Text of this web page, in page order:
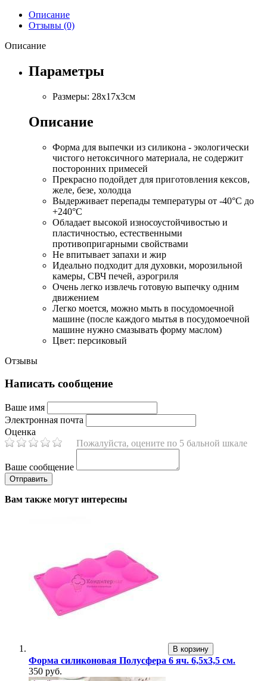
Описание
Отзывы (0)
Описание
Параметры
Размеры: 28х17х3см
Описание
Форма для выпечки из силикона - экологически
чистого нетоксичного материала, не содержит
посторонних примесей
Прекрасно подойдет для приготовления кексов,
желе, безе, холодца
Выдерживает перепады температуры от -40°С до
+240°С
Обладает высокой износоустойчивостью и
пластичностью, естественными
противопригарными свойствами
Не впитывает запахи и жир
Идеально подходит для духовки, морозильной
камеры, СВЧ печей, аэрогриля
Очень легко извлечь готовую выпечку одним
движением
Легко моется, можно мыть в посудомоечной
машине (после каждого мытья в посудомоечной
машине нужно смазывать форму маслом)
Цвет: персиковый
Отзывы
Написать сообщение
Ваше имя
Электронная почта
Оценка
Пожалуйста, оцените по 5 бальной шкале
Ваше сообщение
Вам также могут интересны
В корзину
Форма силиконовая Полусфера 6 яч. 6,5х3,5 см.
350 руб.